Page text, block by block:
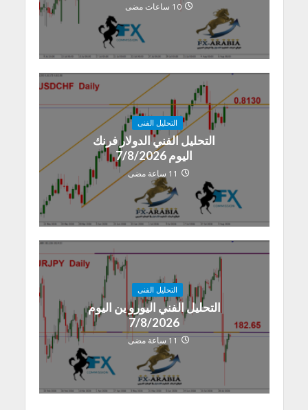
10 ساعات مضى
التحليل الفنى
التحليل الفني الدولار فرنك
اليوم 7/8/2026
11 ساعة مضى
التحليل الفنى
التحليل الفني اليورو ين اليوم
7/8/2026
11 ساعة مضى